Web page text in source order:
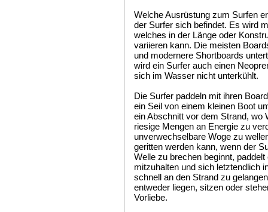
Welche Ausrüstung zum Surfen
der Surfer sich befindet. Es wird
welches in der Länge oder
variieren kann. Die meisten
und modernere Shortboards
wird ein Surfer auch einen
sich im Wasser nicht unterkühlt.
Die Surfer paddeln mit ihren
ein Seil von einem kleinen Boot
ein Abschnitt vor dem Strand, wo
riesige Mengen an Energie zu
unverwechselbare Woge zu
geritten werden kann, wenn der
Welle zu brechen beginnt,
mitzuhalten und sich letztendlich
schnell an den Strand zu
entweder liegen, sitzen oder
Vorliebe.